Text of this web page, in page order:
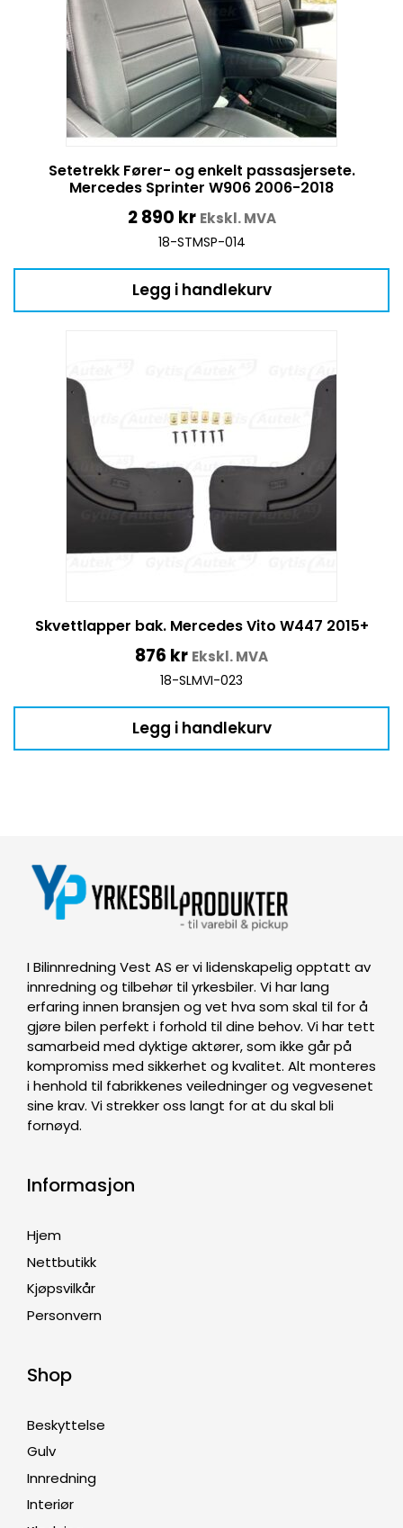
Setetrekk Fører- og enkelt passasjersete.
Mercedes Sprinter W906 2006-2018
2 890 kr Ekskl. MVA
18-STMSP-014
Legg i handlekurv
Skvettlapper bak. Mercedes Vito W447 2015+
876 kr Ekskl. MVA
18-SLMVI-023
Legg i handlekurv
I Bilinnredning Vest AS er vi lidenskapelig opptatt av
innredning og tilbehør til yrkesbiler. Vi har lang
erfaring innen bransjen og vet hva som skal til for å
gjøre bilen perfekt i forhold til dine behov. Vi har tett
samarbeid med dyktige aktører, som ikke går på
kompromiss med sikkerhet og kvalitet. Alt monteres
i henhold til fabrikkenes veiledninger og vegvesenet
sine krav. Vi strekker oss langt for at du skal bli
fornøyd.
Informasjon
Hjem
Nettbutikk
Kjøpsvilkår
Personvern
Shop
Beskyttelse
Gulv
Innredning
Interiør